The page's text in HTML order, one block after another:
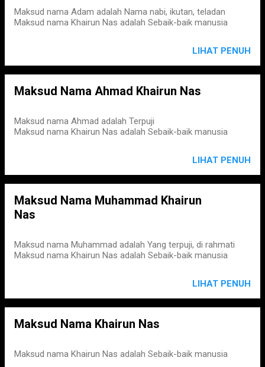
Maksud nama Adam adalah Nama nabi, ikutan, teladan
Maksud nama Khairun Nas adalah Sebaik-baik manusia
LIHAT PENUH
Maksud Nama Ahmad Khairun Nas
Maksud nama Ahmad adalah Terpuji
Maksud nama Khairun Nas adalah Sebaik-baik manusia
LIHAT PENUH
Maksud Nama Muhammad Khairun
Nas
Maksud nama Muhammad adalah Yang terpuji, di rahmati
Maksud nama Khairun Nas adalah Sebaik-baik manusia
LIHAT PENUH
Maksud Nama Khairun Nas
Maksud nama Khairun Nas adalah Sebaik-baik manusia